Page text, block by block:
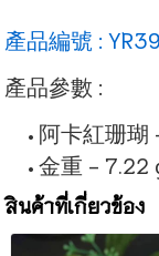
產品編號 :
產品參數 :
阿卡紅珊瑚
金重 - 7.22
สินค้าที่เกี่ยวข้อง